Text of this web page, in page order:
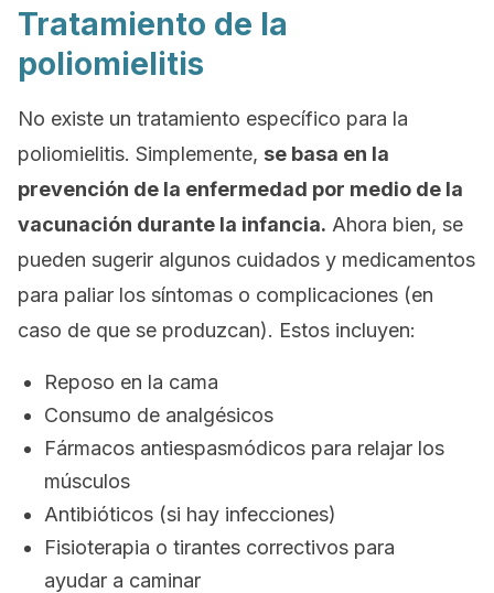
Tratamiento de la
poliomielitis
No existe un tratamiento específico para la
poliomielitis. Simplemente, se basa en la
prevención de la enfermedad por medio de la
vacunación durante la infancia. Ahora bien, se
pueden sugerir algunos cuidados y medicamentos
para paliar los síntomas o complicaciones (en
caso de que se produzcan). Estos incluyen:
Reposo en la cama
Consumo de analgésicos
Fármacos antiespasmódicos para relajar los
músculos
Antibióticos (si hay infecciones)
Fisioterapia o tirantes correctivos para
ayudar a caminar